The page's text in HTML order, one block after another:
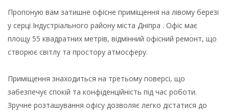
Пропоную вам затишне офісне приміщення на лівому березі
у серці Індустріального району міста Дніпра . Офіс має
площу 55 квадратних метрів, відмінний офісний ремонт, що
створює світлу та простору атмосферу.
Приміщення знаходиться на третьому поверсі, що
забезпечує спокій та конфіденційність під час роботи.
Зручне розташування офісу дозволяє легко дістатися до